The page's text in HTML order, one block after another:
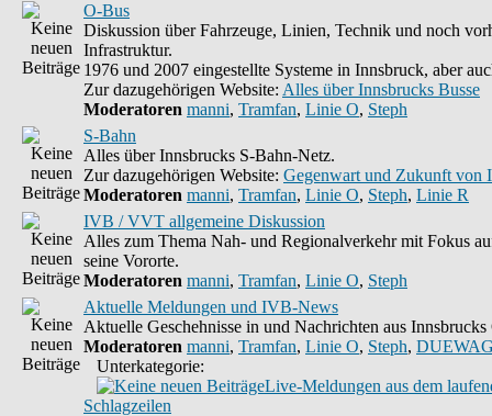
O-Bus
Diskussion über Fahrzeuge, Linien, Technik und noch
Infrastruktur.
1976 und 2007 eingestellte Systeme in Innsbruck, aber
Zur dazugehörigen Website: Alles über Innsbrucks Busse
Moderatoren manni, Tramfan, Linie O, Steph
S-Bahn
Alles über Innsbrucks S-Bahn-Netz.
Zur dazugehörigen Website: Gegenwart und Zukunft von
Moderatoren manni, Tramfan, Linie O, Steph, Linie R
IVB / VVT allgemeine Diskussion
Alles zum Thema Nah- und Regionalverkehr mit Fokus
seine Vororte.
Moderatoren manni, Tramfan, Linie O, Steph
Aktuelle Meldungen und IVB-News
Aktuelle Geschehnisse in und Nachrichten aus
Moderatoren manni, Tramfan, Linie O, Steph,
Unterkategorie:
Live-Meldungen aus dem
Schlagzeilen